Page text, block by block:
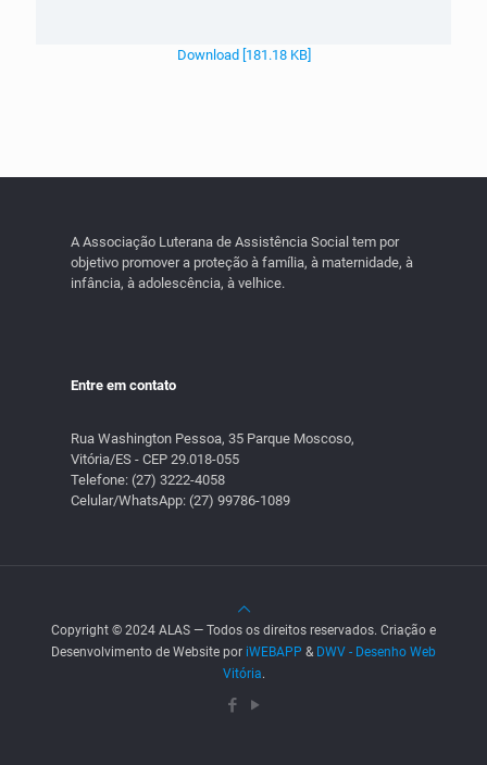
Download [181.18 KB]
A Associação Luterana de Assistência Social tem por
objetivo promover a proteção à família, à maternidade, à
infância, à adolescência, à velhice.
Entre em contato
Rua Washington Pessoa, 35 Parque Moscoso,
Vitória/ES - CEP 29.018-055
Telefone: (27) 3222-4058
Celular/WhatsApp: (27) 99786-1089
Copyright © 2024 ALAS — Todos os direitos reservados. Criação e
Desenvolvimento de Website por iWEBAPP & DWV - Desenho Web
Vitória.